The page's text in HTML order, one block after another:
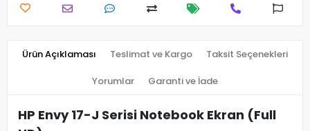
Ürün Açıklaması Teslimat ve Kargo Taksit Seçenekleri
Yorumlar Garanti ve İade
HP Envy 17-J Serisi Notebook Ekran (Full